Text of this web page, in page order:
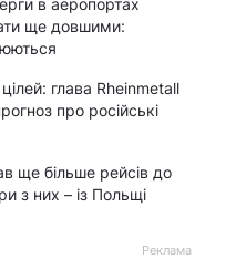
в аеропортах
ще довшими:
глава Rheinmetall
про російські
ще більше рейсів до
з них – із Польщі
Реклама